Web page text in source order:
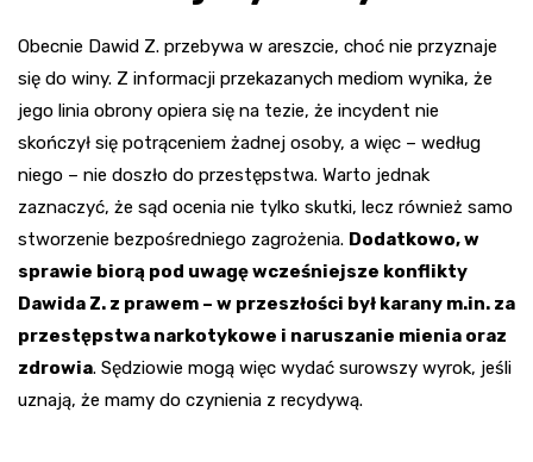
Obecnie Dawid Z. przebywa w areszcie, choć nie przyznaje
się do winy. Z informacji przekazanych mediom wynika, że
jego linia obrony opiera się na tezie, że incydent nie
skończył się potrąceniem żadnej osoby, a więc – według
niego – nie doszło do przestępstwa. Warto jednak
zaznaczyć, że sąd ocenia nie tylko skutki, lecz również samo
stworzenie bezpośredniego zagrożenia. Dodatkowo, w
sprawie biorą pod uwagę wcześniejsze konflikty
Dawida Z. z prawem – w przeszłości był karany m.in. za
przestępstwa narkotykowe i naruszanie mienia oraz
zdrowia. Sędziowie mogą więc wydać surowszy wyrok, jeśli
uznają, że mamy do czynienia z recydywą.